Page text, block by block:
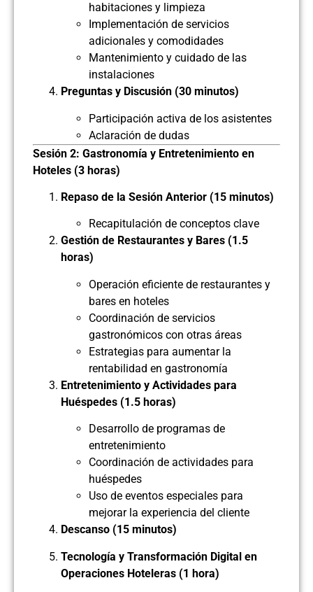
habitaciones y limpieza
Implementación de servicios
adicionales y comodidades
Mantenimiento y cuidado de las
instalaciones
Preguntas y Discusión (30 minutos)
Participación activa de los asistentes
Aclaración de dudas
Sesión 2: Gastronomía y Entretenimiento en
Hoteles (3 horas)
Repaso de la Sesión Anterior (15 minutos)
Recapitulación de conceptos clave
Gestión de Restaurantes y Bares (1.5
horas)
Operación eficiente de restaurantes y
bares en hoteles
Coordinación de servicios
gastronómicos con otras áreas
Estrategias para aumentar la
rentabilidad en gastronomía
Entretenimiento y Actividades para
Huéspedes (1.5 horas)
Desarrollo de programas de
entretenimiento
Coordinación de actividades para
huéspedes
Uso de eventos especiales para
mejorar la experiencia del cliente
Descanso (15 minutos)
Tecnología y Transformación Digital en
Operaciones Hoteleras (1 hora)